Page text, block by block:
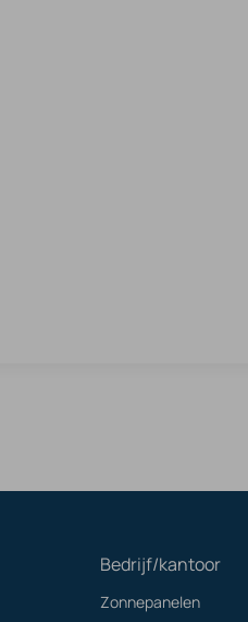
Bedrijf/kantoor
Zonnepanelen